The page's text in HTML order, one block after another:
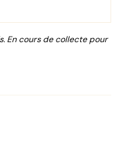
En cours de collecte pour